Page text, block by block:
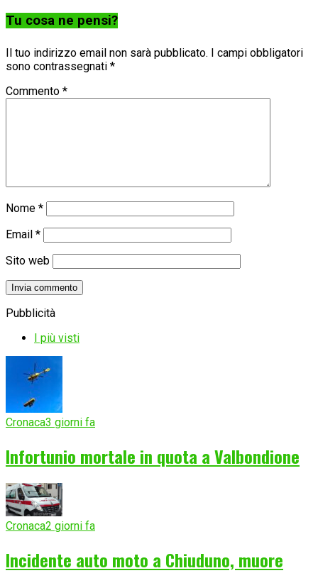
Tu cosa ne pensi?
Il tuo indirizzo email non sarà pubblicato.
I campi obbligatori
sono contrassegnati *
Commento *
Nome *
Email *
Sito web
Pubblicità
I più visti
Cronaca3 giorni fa
Infortunio mortale in quota a Valbondione
Cronaca2 giorni fa
Incidente auto moto a Chiuduno, muore